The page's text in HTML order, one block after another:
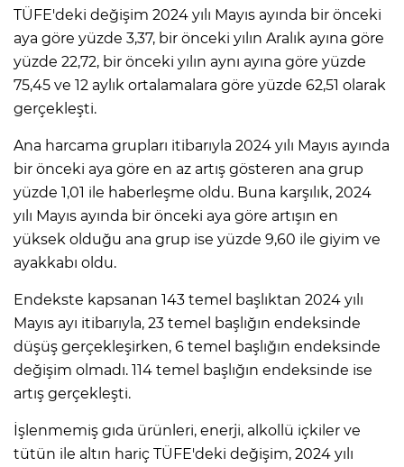
TÜFE'deki değişim 2024 yılı Mayıs ayında bir önceki
aya göre yüzde 3,37, bir önceki yılın Aralık ayına göre
yüzde 22,72, bir önceki yılın aynı ayına göre yüzde
75,45 ve 12 aylık ortalamalara göre yüzde 62,51 olarak
gerçekleşti.
Ana harcama grupları itibarıyla 2024 yılı Mayıs ayında
bir önceki aya göre en az artış gösteren ana grup
yüzde 1,01 ile haberleşme oldu. Buna karşılık, 2024
yılı Mayıs ayında bir önceki aya göre artışın en
yüksek olduğu ana grup ise yüzde 9,60 ile giyim ve
ayakkabı oldu.
Endekste kapsanan 143 temel başlıktan 2024 yılı
Mayıs ayı itibarıyla, 23 temel başlığın endeksinde
düşüş gerçekleşirken, 6 temel başlığın endeksinde
değişim olmadı. 114 temel başlığın endeksinde ise
artış gerçekleşti.
İşlenmemiş gıda ürünleri, enerji, alkollü içkiler ve
tütün ile altın hariç TÜFE'deki değişim, 2024 yılı